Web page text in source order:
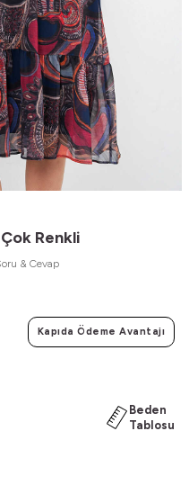
Renkli
& Cevap
Kapıda Ödeme Avantajı
Beden
Tablosu